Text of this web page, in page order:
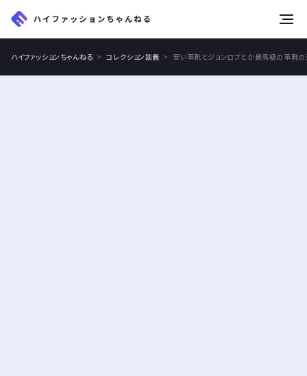
ハイファッションちゃんねる コレクション談義 安い革靴とジョンロブとか最高級の革靴